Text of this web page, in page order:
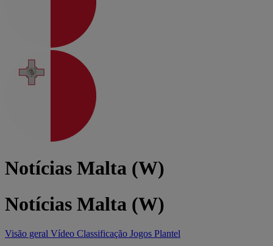
Notícias Malta (W)
Notícias Malta (W)
Visão geral Vídeo Classificação Jogos Plantel